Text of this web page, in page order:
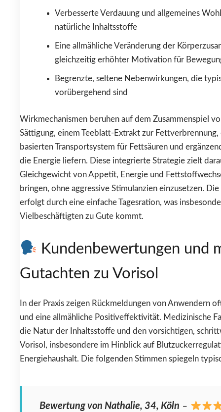
Verbesserte Verdauung und allgemeines
natürliche Inhaltsstoffe
Eine allmähliche Veränderung der
gleichzeitig erhöhter Motivation für
Begrenzte, seltene Nebenwirkungen, die
vorübergehend sind
Wirkmechanismen beruhen auf dem Zusammenspiel
Sättigung, einem Teeblatt-Extrakt zur Fettverbrennung,
basierten Transportsystem für Fettsäuren und
die Energie liefern. Diese integrierte Strategie zielt
Gleichgewicht von Appetit, Energie und
bringen, ohne aggressive Stimulanzien einzusetzen.
erfolgt durch eine einfache Tagesration, was
Vielbeschäftigten zu Gute kommt.
Kundenbewertungen und
Gutachten zu Vorisol
In der Praxis zeigen Rückmeldungen von Anwendern
und eine allmähliche Positiveffektivität. Medizinische
die Natur der Inhaltsstoffe und den vorsichtigen,
Vorisol, insbesondere im Hinblick auf
Energiehaushalt. Die folgenden Stimmen spiegeln
Bewertung von Nathalie, 34, Köln –